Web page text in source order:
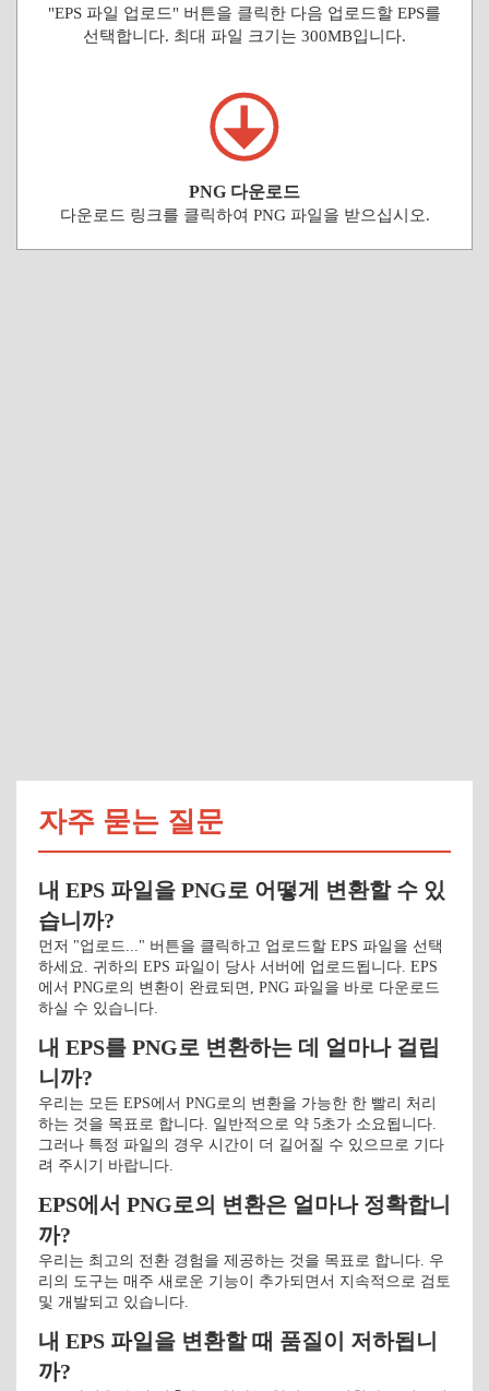
"EPS 파일 업로드" 버튼을 클릭한 다음 업로드할 EPS를
선택합니다. 최대 파일 크기는 300MB입니다.
PNG 다운로드
다운로드 링크를 클릭하여 PNG 파일을 받으십시오.
자주 묻는 질문
내 EPS 파일을 PNG로 어떻게 변환할 수 있
습니까?
먼저 "업로드..." 버튼을 클릭하고 업로드할 EPS 파일을 선택
하세요. 귀하의 EPS 파일이 당사 서버에 업로드됩니다. EPS
에서 PNG로의 변환이 완료되면, PNG 파일을 바로 다운로드
하실 수 있습니다.
내 EPS를 PNG로 변환하는 데 얼마나 걸립
니까?
우리는 모든 EPS에서 PNG로의 변환을 가능한 한 빨리 처리
하는 것을 목표로 합니다. 일반적으로 약 5초가 소요됩니다.
그러나 특정 파일의 경우 시간이 더 길어질 수 있으므로 기다
려 주시기 바랍니다.
EPS에서 PNG로의 변환은 얼마나 정확합니
까?
우리는 최고의 전환 경험을 제공하는 것을 목표로 합니다. 우
리의 도구는 매주 새로운 기능이 추가되면서 지속적으로 검토
및 개발되고 있습니다.
내 EPS 파일을 변환할 때 품질이 저하됩니
까?